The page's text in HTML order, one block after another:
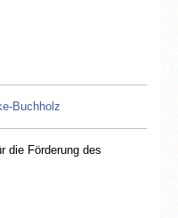
Buchholz
die Förderung des